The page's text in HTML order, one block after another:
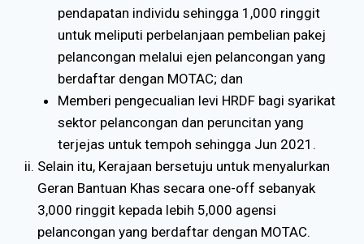
pendapatan individu sehingga 1,000 ringgit
untuk meliputi perbelanjaan pembelian pakej
pelancongan melalui ejen pelancongan yang
berdaftar dengan MOTAC; dan
Memberi pengecualian levi HRDF bagi syarikat
sektor pelancongan dan peruncitan yang
terjejas untuk tempoh sehingga Jun 2021.
Selain itu, Kerajaan bersetuju untuk menyalurkan
Geran Bantuan Khas secara one-off sebanyak
3,000 ringgit kepada lebih 5,000 agensi
pelancongan yang berdaftar dengan MOTAC.